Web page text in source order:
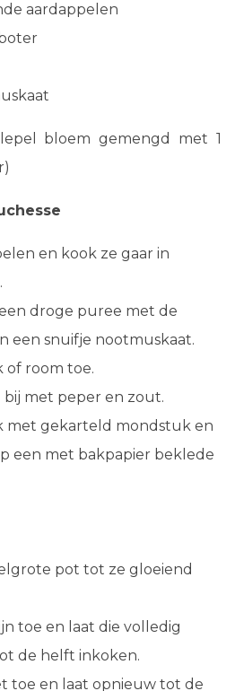
aardappelen
bloem gemengd met 1
en kook ze gaar in
droge puree met de
een snuifje nootmuskaat.
of room toe.
met peper en zout.
met gekarteld mondstuk en
een met bakpapier beklede
pot tot ze gloeiend
toe en laat die volledig
de helft inkoken.
toe en laat opnieuw tot de